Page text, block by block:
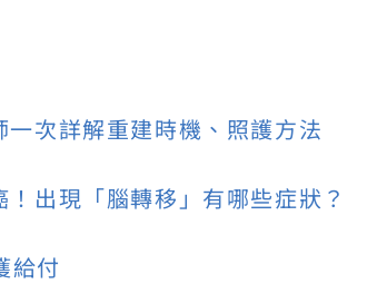
次詳解重建時機、照護方法
出現「腦轉移」有哪些症狀？
給付